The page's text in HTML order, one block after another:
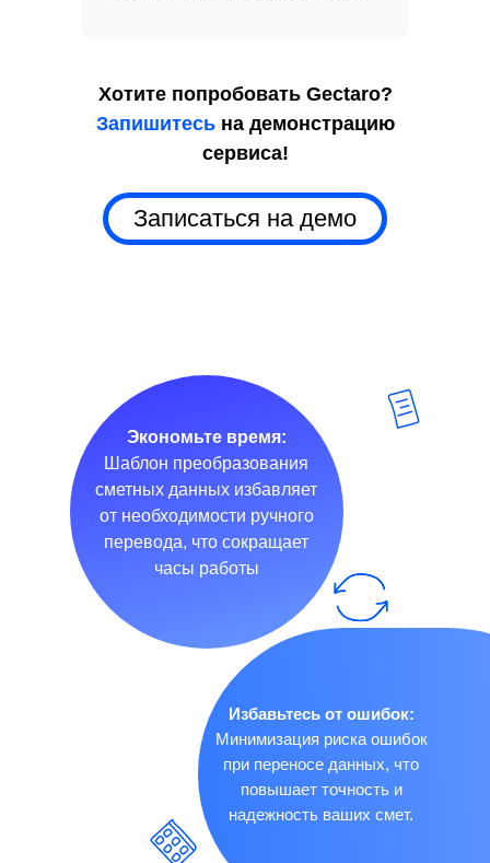
Записаться на демо
Хотите попробовать Gectaro?
Запишитесь на демонстрацию
сервиса!
Экономьте время:
Шаблон преобразования
сметных данных избавляет
от необходимости ручного
перевода, что сокращает
часы работы
Избавьтесь от ошибок:
Минимизация риска ошибок
при переносе данных, что
повышает точность и
надежность ваших смет.